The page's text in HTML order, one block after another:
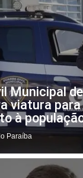
Municipal
viatura
à
Paraíba